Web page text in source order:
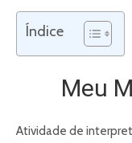
Índice
Meu
Atividade de